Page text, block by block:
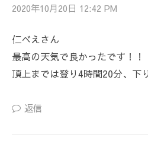
2020年10月20日 12:42 PM
仁べえさん
最高の天気で良かったです！！
頂上までは登り4時間20分、下
返信